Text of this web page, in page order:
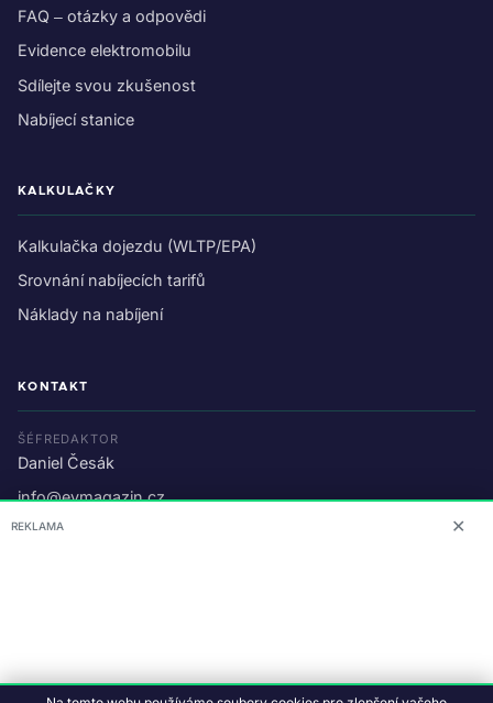
FAQ – otázky a odpovědi
Evidence elektromobilu
Sdílejte svou zkušenost
Nabíjecí stanice
KALKULAČKY
Kalkulačka dojezdu (WLTP/EPA)
Srovnání nabíjecích tarifů
Náklady na nabíjení
KONTAKT
ŠÉFREDAKTOR
Daniel Česák
info@evmagazin.cz
O nás
REKLAMA ✕